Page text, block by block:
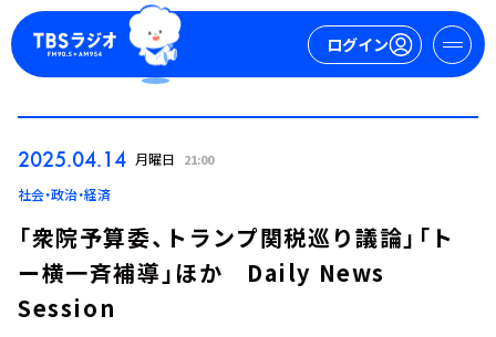
ログイン
2025.04.14 月曜日 21:00
社会・政治・経済
「衆院予算委、トランプ関税巡り議論」「ト
ー横一斉補導」ほか Daily News
Session